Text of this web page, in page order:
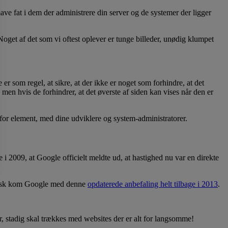
fat i dem der administrere din server og de systemer der ligger
af det som vi oftest oplever er tunge billeder, unødig klumpet
som regel, at sikre, at der ikke er noget som forhindre, at det
hvis de forhindrer, at det øverste af siden kan vises når den er
element, med dine udviklere og system-administratorer.
2009, at Google officielt meldte ud, at hastighed nu var en direkte
kom Google med denne opdaterede anbefaling helt tilbage i 2013.
skal trækkes med websites der er alt for langsomme!